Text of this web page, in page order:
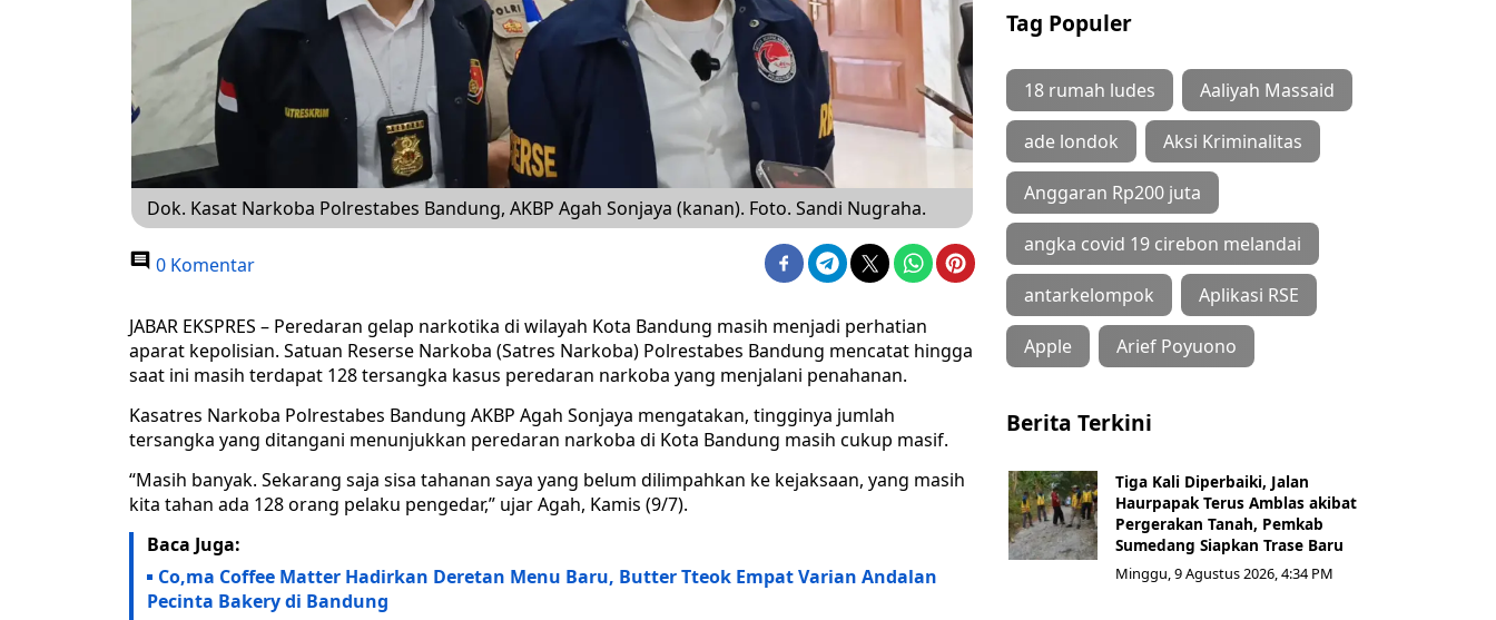
Dok. Kasat Narkoba Polrestabes Bandung, AKBP Agah Sonjaya (kanan). Foto. Sandi Nugraha.
0 Komentar
JABAR EKSPRES – Peredaran gelap narkotika di wilayah Kota Bandung masih menjadi perhatian
aparat kepolisian. Satuan Reserse Narkoba (Satres Narkoba) Polrestabes Bandung mencatat hingga
saat ini masih terdapat 128 tersangka kasus peredaran narkoba yang menjalani penahanan.
Kasatres Narkoba Polrestabes Bandung AKBP Agah Sonjaya mengatakan, tingginya jumlah
tersangka yang ditangani menunjukkan peredaran narkoba di Kota Bandung masih cukup masif.
“Masih banyak. Sekarang saja sisa tahanan saya yang belum dilimpahkan ke kejaksaan, yang masih
kita tahan ada 128 orang pelaku pengedar,” ujar Agah, Kamis (9/7).
Baca Juga:
Co,ma Coffee Matter Hadirkan Deretan Menu Baru, Butter Tteok Empat Varian Andalan
Pecinta Bakery di Bandung
Tag Populer
18 rumah ludes Aaliyah Massaid
ade londok Aksi Kriminalitas
Anggaran Rp200 juta
angka covid 19 cirebon melandai
antarkelompok Aplikasi RSE
Apple Arief Poyuono
Berita Terkini
Tiga Kali Diperbaiki, Jalan
Haurpapak Terus Amblas akibat
Pergerakan Tanah, Pemkab
Sumedang Siapkan Trase Baru
Minggu, 9 Agustus 2026, 4:34 PM